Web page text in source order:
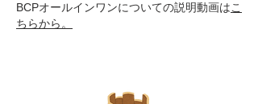
​BCPオールインワンについての説明動画はこ
ちらから。